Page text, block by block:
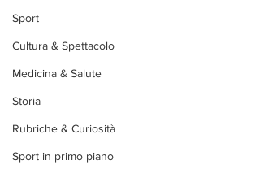
Sport
Cultura & Spettacolo
Medicina & Salute
Storia
Rubriche & Curiosità
Sport in primo piano